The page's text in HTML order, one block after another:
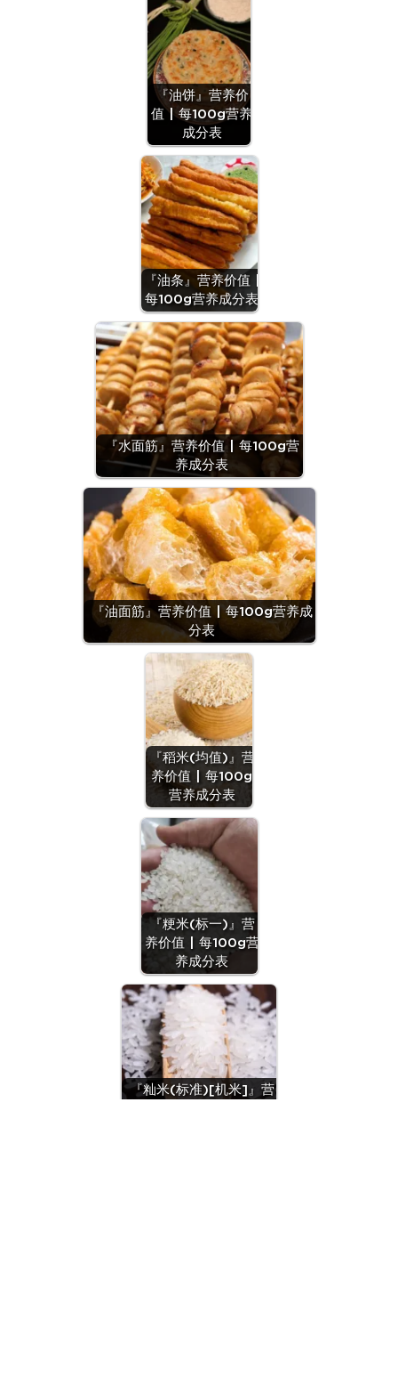
『油饼』营养价
值 | 每100g营养
成分表
『油条』营养价值 |
每100g营养成分表
『水面筋』营养价值 | 每100g营
养成分表
『油面筋』营养价值 | 每100g营养成
分表
『稻米(均值)』营
养价值 | 每100g
营养成分表
『粳米(标一)』营
养价值 | 每100g营
养成分表
『籼米(标准)[机米]』营